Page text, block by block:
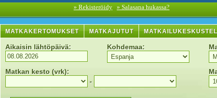
» Rekisteröidy » Salasana hukassa?
MATKAKERTOMUKSET MATKAJUTUT
Aikaisin lähtöpäivä: Kohdemaa:
Matkan kesto (vrk):
-